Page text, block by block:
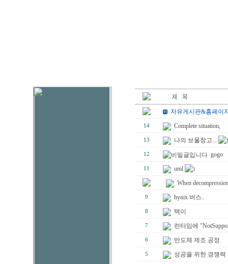
자유게시판&홈페이
14 Complete situation,
13 나의 보물창고...
12 gogo
11 uml 1
When
9 hynix 버스..
8 택이
7 런타임에
6 반도체 제조 공정
5 성공을 위한 경쟁